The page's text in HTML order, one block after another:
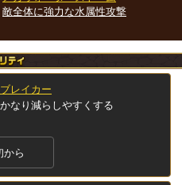
敵全体に強力な水属性攻撃
レイカー
なり減らしやすくする
から